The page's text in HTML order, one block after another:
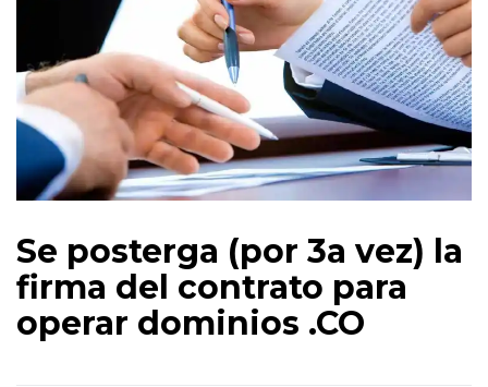
Se posterga (por 3a vez) la
firma del contrato para
operar dominios .CO